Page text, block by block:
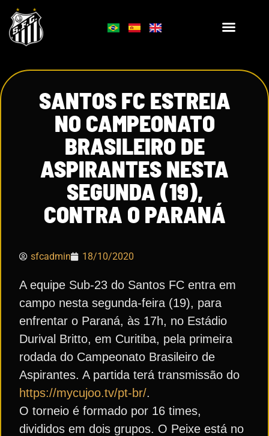
SANTOS FC ESTREIA
NO CAMPEONATO
BRASILEIRO DE
ASPIRANTES NESTA
SEGUNDA (19),
CONTRA O PARANÁ
sfcadmin 18/10/2020
A equipe Sub-23 do Santos FC entra em
campo nesta segunda-feira (19), para
enfrentar o Paraná, às 17h, no Estádio
Durival Britto, em Curitiba, pela primeira
rodada do Campeonato Brasileiro de
Aspirantes. A partida terá transmissão do
https://mycujoo.tv/pt-br/.
O torneio é formado por 16 times,
divididos em dois grupos. O Peixe está no